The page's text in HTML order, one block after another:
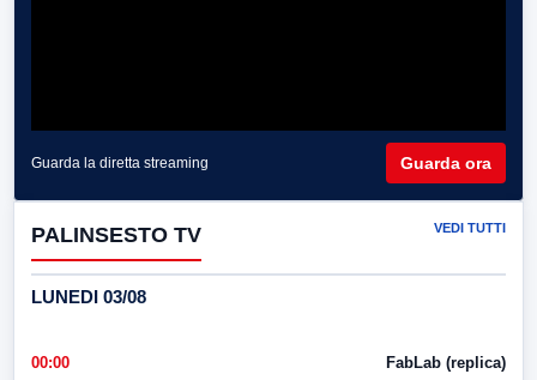
Guarda la diretta streaming Guarda ora
PALINSESTO TV VEDI TUTTI
LUNEDI 03/08
00:00 FabLab (replica)